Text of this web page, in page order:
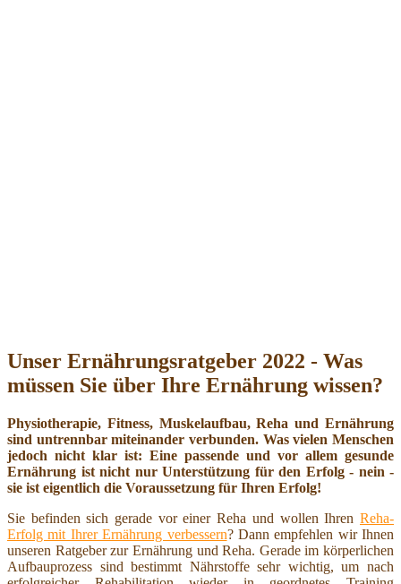
Unser Ernährungsratgeber 2022 - Was
müssen Sie über Ihre Ernährung wissen?
Physiotherapie, Fitness, Muskelaufbau, Reha und Ernährung
sind untrennbar miteinander verbunden. Was vielen Menschen
jedoch nicht klar ist: Eine passende und vor allem gesunde
Ernährung ist nicht nur Unterstützung für den Erfolg - nein -
sie ist eigentlich die Voraussetzung für Ihren Erfolg!
Sie befinden sich gerade vor einer Reha und wollen Ihren Reha-
Erfolg mit Ihrer Ernährung verbessern? Dann empfehlen wir Ihnen
unseren Ratgeber zur Ernährung und Reha. Gerade im körperlichen
Aufbauprozess sind bestimmt Nährstoffe sehr wichtig, um nach